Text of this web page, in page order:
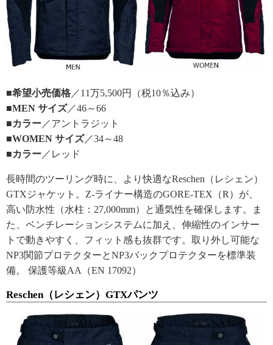
■希望小売価格 ／11万5,500円（税10％込み）
■MEN サイズ／46～66
■カラー ／アントラジット
■WOMEN サイズ／34～48
■カラー ／レッド
長時間のツーリング時に、より快適なReschen（レシェン）
GTXジャケット。Z-ライナー構造のGORE-TEX（R）が、
高い防水性（水柱：27,000mm）と通気性を確保します。ま
た、ベンチレーションシステムに加え、伸縮性のインサー
トで動きやすく、フィット感も抜群です。取り外し可能な
NP3関節プロテクターとNP3バックプロテクターを標準装
備。 保護等級AA（EN 17092）
Reschen（レシェン）GTXパンツ